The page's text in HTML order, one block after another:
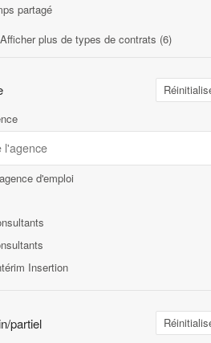
partagé
Afficher plus de types de contrats (6)
d'emploi
Insertion
partiel